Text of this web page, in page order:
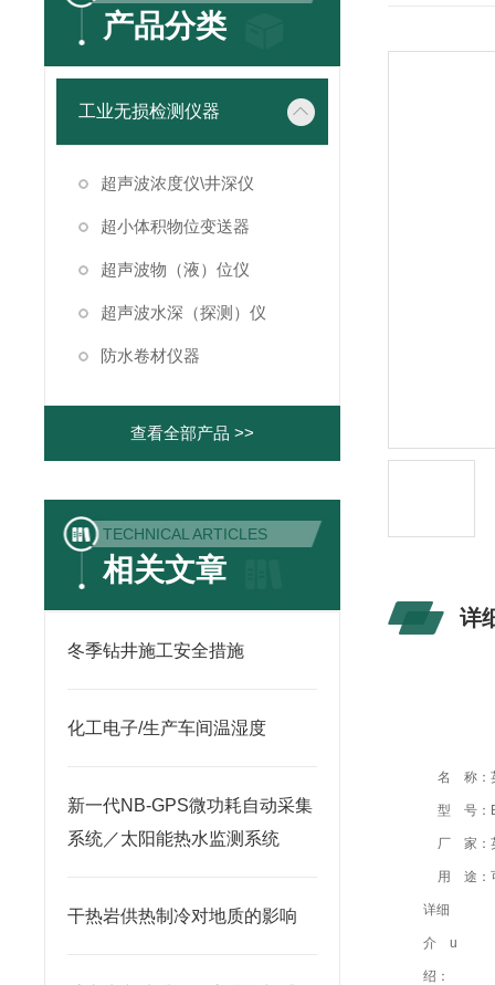
产品分类
工业无损检测仪器
超声波浓度仪\井深仪
超小体积物位变送器
超声波物（液）位仪
超声波水深（探测）仪
防水卷材仪器
查看全部产品 >>
TECHNICAL ARTICLES
相关文章
冬季钻井施工安全措施
化工电子/生产车间温湿度
新一代NB-GPS微功耗自动采集
系统／太阳能热水监测系统
干热岩供热制冷对地质的影响
详
名 称：
型 号：
厂 家：
用 途：
详细
介
绍：
u